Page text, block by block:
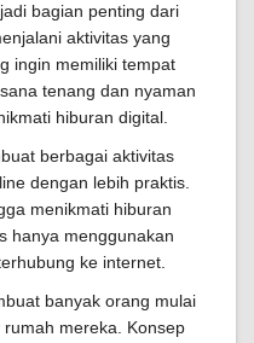
bagian penting dari
aktivitas yang
ingin memiliki tempat
tenang dan nyaman
hiburan digital.
berbagai aktivitas
dengan lebih praktis.
menikmati hiburan
hanya menggunakan
ke internet.
banyak orang mulai
mereka. Konsep